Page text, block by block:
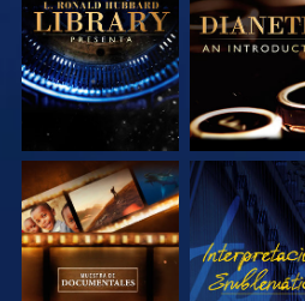
SERIES
SERIES
EXPLORA LAS
SERIES
VE